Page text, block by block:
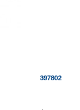
397802